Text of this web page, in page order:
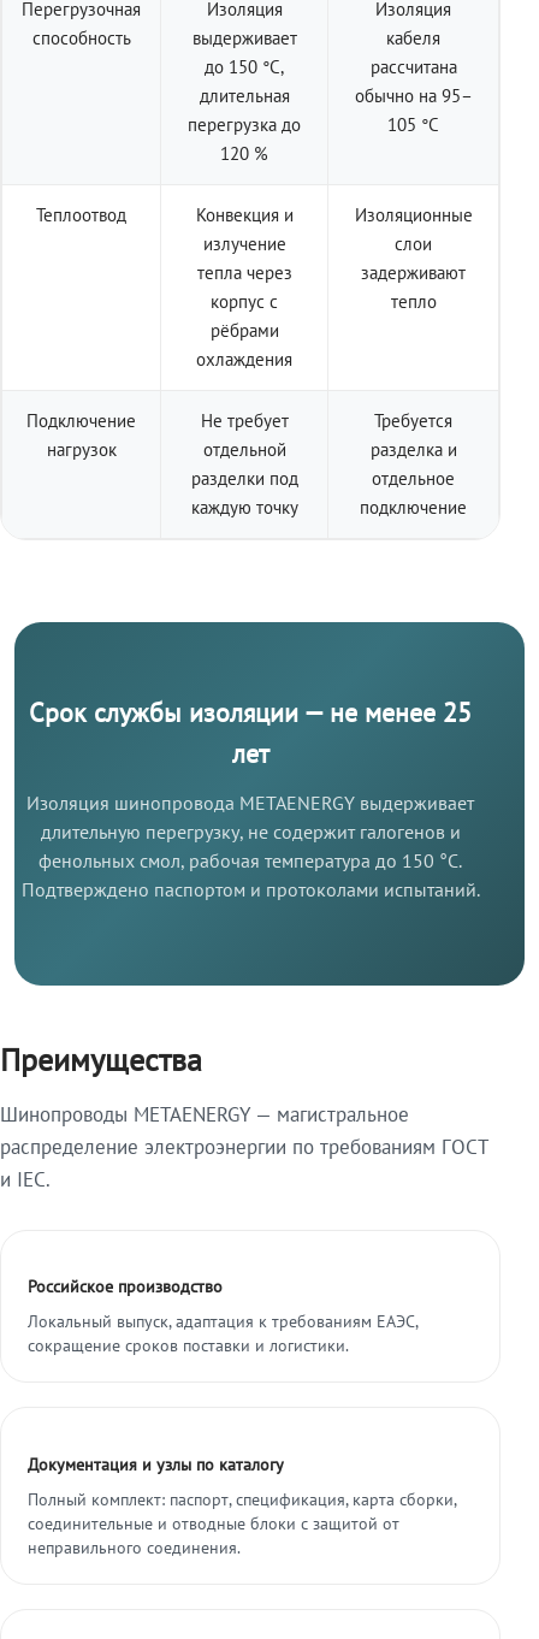
Перегрузочная
способность
Изоляция
выдерживает
до 150 °C,
длительная
перегрузка до
120 %
Изоляция
кабеля
рассчитана
обычно на 95–
105 °C
Теплоотвод
Конвекция и
излучение
тепла через
корпус с
рёбрами
охлаждения
Изоляционные
слои
задерживают
тепло
Подключение
нагрузок
Не требует
отдельной
разделки под
каждую точку
Требуется
разделка и
отдельное
подключение
Срок службы изоляции — не менее 25
лет
Изоляция шинопровода METAENERGY выдерживает
длительную перегрузку, не содержит галогенов и
фенольных смол, рабочая температура до 150 °C.
Подтверждено паспортом и протоколами испытаний.
Преимущества
Шинопроводы METAENERGY — магистральное
распределение электроэнергии по требованиям ГОСТ
и IEC.
Российское производство
Локальный выпуск, адаптация к требованиям ЕАЭС,
сокращение сроков поставки и логистики.
Документация и узлы по каталогу
Полный комплект: паспорт, спецификация, карта сборки,
соединительные и отводные блоки с защитой от
неправильного соединения.